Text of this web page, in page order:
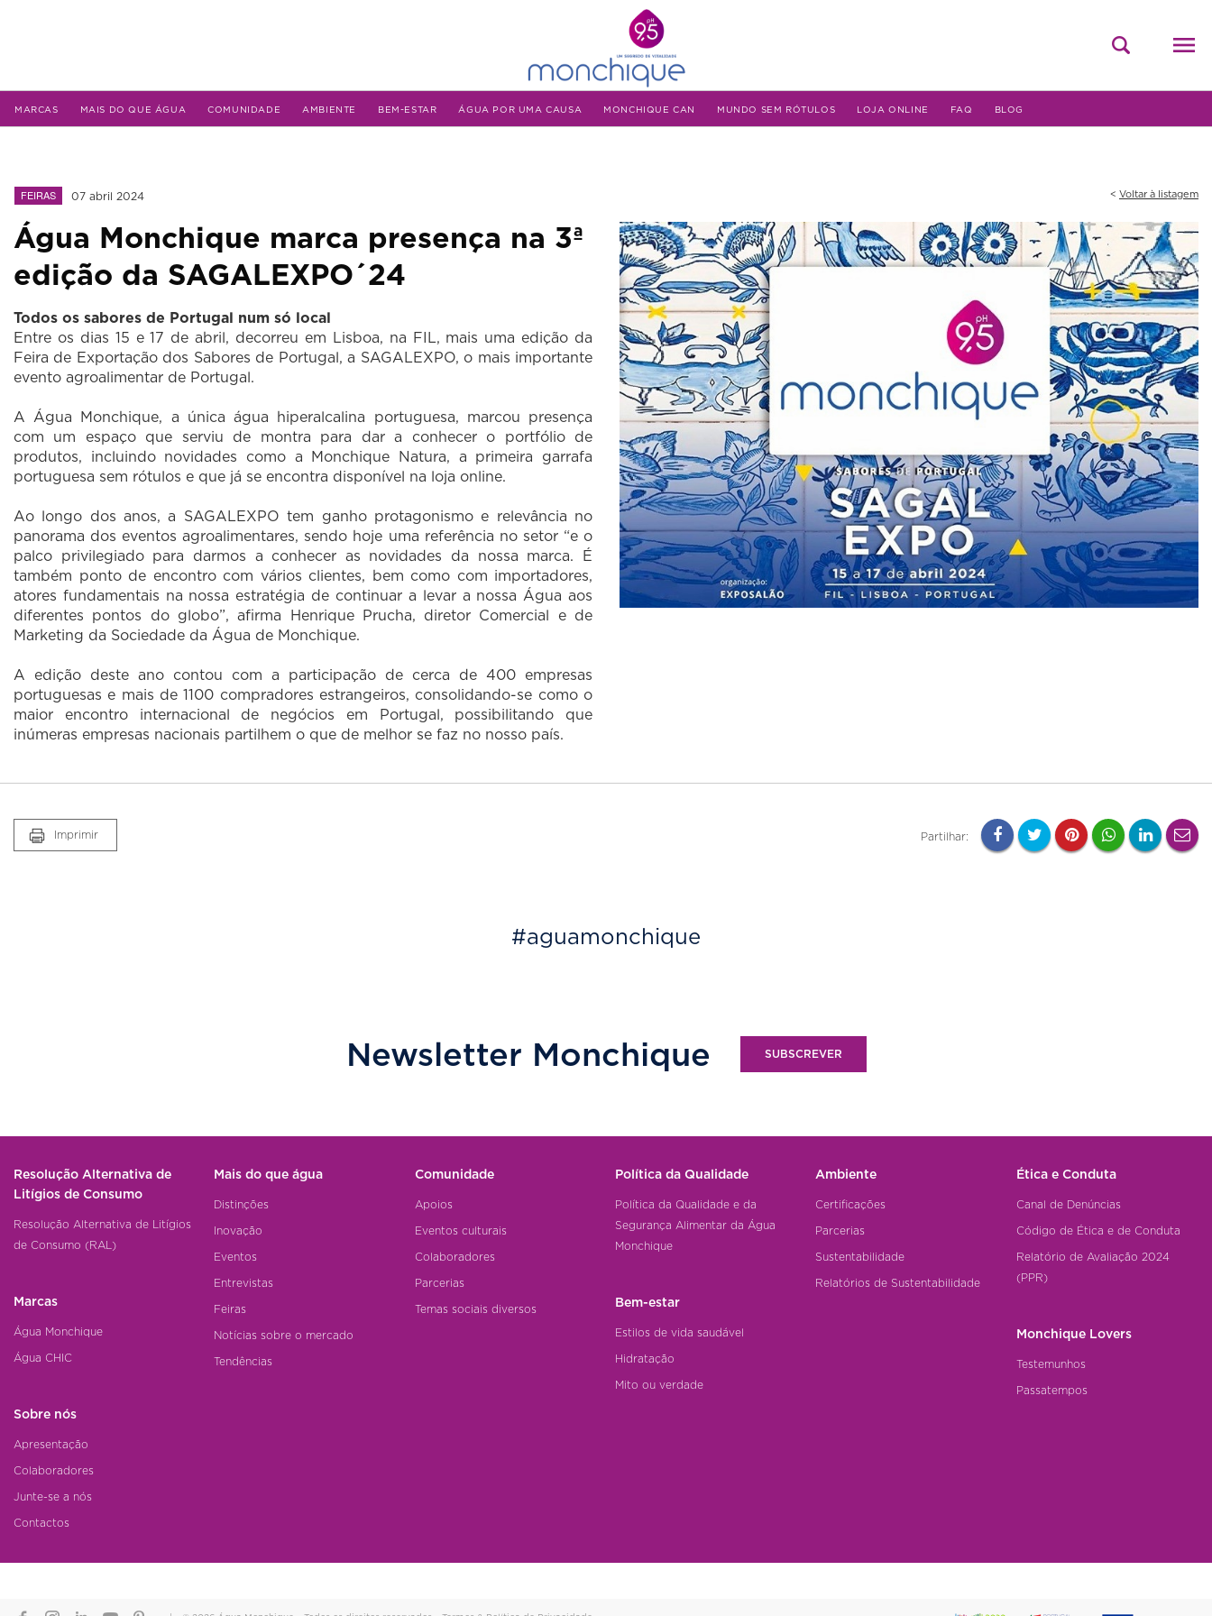
MARCAS MAIS DO QUE ÁGUA COMUNIDADE AMBIENTE BEM-ESTAR ÁGUA POR UMA CAUSA MONCHIQUE CAN MUNDO SEM RÓTULOS LOJA ONLINE FAQ BLOG
FEIRAS 07 abril 2024
Água Monchique marca presença na 3ª
edição da SAGALEXPO´24
Todos os sabores de Portugal num só local
Entre os dias 15 e 17 de abril, decorreu em Lisboa, na FIL, mais uma edição da
Feira de Exportação dos Sabores de Portugal, a SAGALEXPO, o mais importante
evento agroalimentar de Portugal.
A Água Monchique, a única água hiperalcalina portuguesa, marcou presença
com um espaço que serviu de montra para dar a conhecer o portfólio de
produtos, incluindo novidades como a Monchique Natura, a primeira garrafa
portuguesa sem rótulos e que já se encontra disponível na loja online.
Ao longo dos anos, a SAGALEXPO tem ganho protagonismo e relevância no
panorama dos eventos agroalimentares, sendo hoje uma referência no setor “e o
palco privilegiado para darmos a conhecer as novidades da nossa marca. É
também ponto de encontro com vários clientes, bem como com importadores,
atores fundamentais na nossa estratégia de continuar a levar a nossa Água aos
diferentes pontos do globo”, afirma Henrique Prucha, diretor Comercial e de
Marketing da Sociedade da Água de Monchique.
A edição deste ano contou com a participação de cerca de 400 empresas
portuguesas e mais de 1100 compradores estrangeiros, consolidando-se como o
maior encontro internacional de negócios em Portugal, possibilitando que
inúmeras empresas nacionais partilhem o que de melhor se faz no nosso país.
Voltar à listagem
Imprimir Partilhar:
#aguamonchique
Newsletter Monchique SUBSCREVER
Resolução Alternativa de
Litígios de Consumo
Resolução Alternativa de Litígios
de Consumo (RAL)
Marcas
Água Monchique
Água CHIC
Sobre nós
Apresentação
Colaboradores
Junte-se a nós
Contactos
Mais do que água
Distinções
Inovação
Eventos
Entrevistas
Feiras
Notícias sobre o mercado
Tendências
Comunidade
Apoios
Eventos culturais
Colaboradores
Parcerias
Temas sociais diversos
Política da Qualidade
Política da Qualidade e da
Segurança Alimentar da Água
Monchique
Bem-estar
Estilos de vida saudável
Hidratação
Mito ou verdade
Ambiente
Certificações
Parcerias
Sustentabilidade
Relatórios de Sustentabilidade
Ética e Conduta
Canal de Denúncias
Código de Ética e de Conduta
Relatório de Avaliação 2024
(PPR)
Monchique Lovers
Testemunhos
Passatempos